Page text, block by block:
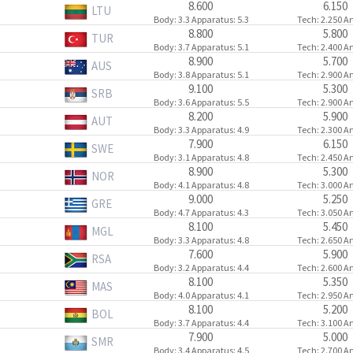
LTU 8.600
Body: 3.3 Apparatus: 5.3
6.150
Tech: 2.250
TUR 8.800
Body: 3.7Apparatus: 5.1
5.800
Tech: 2.400
AUS 8.900
Body: 3.8Apparatus: 5.1
5.700
Tech: 2.900
SRB 9.100
Body: 3.6Apparatus: 5.5
5.300
Tech: 2.900
AUT 8.200
Body: 3.3 Apparatus: 4.9
5.900
Tech: 2.300
SWE 7.900
Body: 3.1Apparatus: 4.8
6.150
Tech: 2.450
NOR 8.900
Body: 4.1Apparatus: 4.8
5.300
Tech: 3.000
GRE 9.000
Body: 4.7Apparatus: 4.3
5.250
Tech: 3.050
MGL 8.100
Body: 3.3 Apparatus: 4.8
5.450
Tech: 2.650
RSA 7.600
Body: 3.2Apparatus: 4.4
5.900
Tech: 2.600
MAS 8.100
Body: 4.0Apparatus: 4.1
5.350
Tech: 2.950
BOL 8.100
Body: 3.7Apparatus: 4.4
5.200
Tech: 3.100
SMR 7.900
Body: 3.4Apparatus: 4.5
5.000
Tech: 2.700